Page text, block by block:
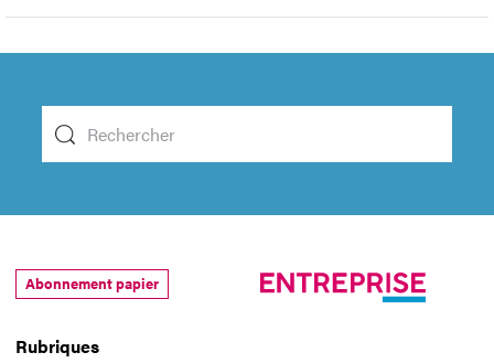
Rubriques
Abonnement papier